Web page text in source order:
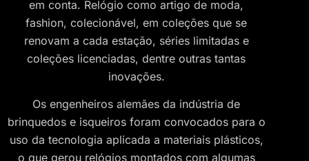
em conta. Relógio como artigo de moda,
fashion, colecionável, em coleções que se
renovam a cada estação, séries limitadas e
coleções licenciadas, dentre outras tantas
inovações.
Os engenheiros alemães da indústria de
brinquedos e isqueiros foram convocados para o
uso da tecnologia aplicada a materiais plásticos,
o que gerou relógios montados com algumas